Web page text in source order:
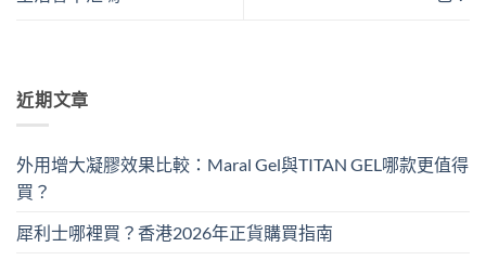
近期文章
外用增大凝膠效果比較：Maral Gel與TITAN GEL哪款更值得
買？
犀利士哪裡買？香港2026年正貨購買指南